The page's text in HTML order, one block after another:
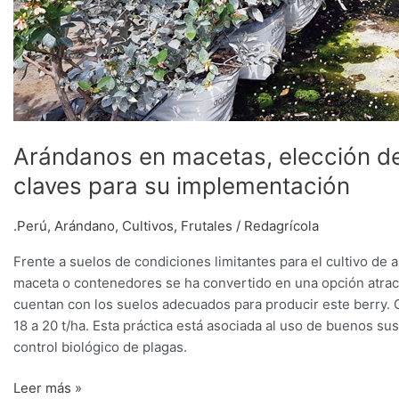
Arándanos en macetas, elección
claves para su implementación
.Perú, Arándano, Cultivos, Frutales / Redagrícola
Frente a suelos de condiciones limitantes para el cultivo de
maceta o contenedores se ha convertido en una opción
cuentan con los suelos adecuados para producir este
18 a 20 t/ha. Esta práctica está asociada al uso de buenos
control biológico de plagas.
Leer más »